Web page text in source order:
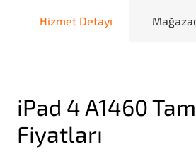
Hizmet Detayı
iPad 4 A1460
Fiyatları